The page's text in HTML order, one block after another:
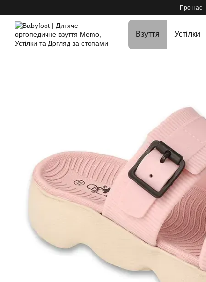
Про нас
Взуття Устілки